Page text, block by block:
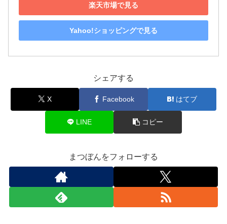
楽天市場で見る
Yahoo!ショッピングで見る
シェアする
X Facebook はてブ
LINE コピー
まつぼんをフォローする